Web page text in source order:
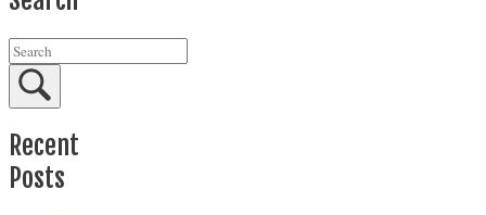
Recent
Posts